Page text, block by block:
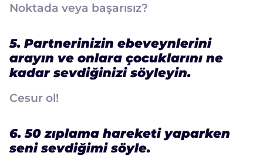
Noktada veya başarısız?
5. Partnerinizin ebeveynlerini
arayın ve onlara çocuklarını ne
kadar sevdiğinizi söyleyin.
Cesur ol!
6. 50 zıplama hareketi yaparken
seni sevdiğimi söyle.